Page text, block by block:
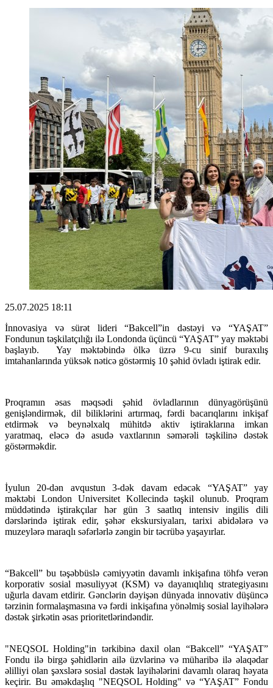
25.07.2025 18:11
İnnovasiya və sürət lideri “Bakcell”in dəstəyi və “YAŞAT”
Fondunun təşkilatçılığı ilə Londonda üçüncü “YAŞAT” yay məktəbi
başlayıb. Yay məktəbində ölkə üzrə 9-cu sinif buraxılış
imtahanlarında yüksək nəticə göstərmiş 10 şəhid övladı iştirak edir.
Proqramın əsas məqsədi şəhid övladlarının dünyagörüşünü
genişləndirmək, dil biliklərini artırmaq, fərdi bacarıqlarını inkişaf
etdirmək və beynəlxalq mühitdə aktiv iştiraklarına imkan
yaratmaq, eləcə də asudə vaxtlarının səmərəli təşkilinə dəstək
göstərməkdir.
İyulun 20-dən avqustun 3-dək davam edəcək “YAŞAT” yay
məktəbi London Universitet Kollecində təşkil olunub. Proqram
müddətində iştirakçılar hər gün 3 saatlıq intensiv ingilis dili
dərslərində iştirak edir, şəhər ekskursiyaları, tarixi abidələrə və
muzeylərə maraqlı səfərlərlə zəngin bir təcrübə yaşayırlar.
“Bakcell” bu təşəbbüslə cəmiyyətin davamlı inkişafına töhfə verən
korporativ sosial məsuliyyət (KSM) və dayanıqlılıq strategiyasını
uğurla davam etdirir. Gənclərin dəyişən dünyada innovativ düşüncə
tərzinin formalaşmasına və fərdi inkişafına yönəlmiş sosial layihələrə
dəstək şirkətin əsas prioritetlərindəndir.
"NEQSOL Holding"in tərkibinə daxil olan “Bakcell” “YAŞAT”
Fondu ilə birgə şəhidlərin ailə üzvlərinə və müharibə ilə əlaqədar
əlilliyi olan şəxslərə sosial dəstək layihələrini davamlı olaraq həyata
keçirir. Bu əməkdaşlıq "NEQSOL Holding" və “YAŞAT” Fondu